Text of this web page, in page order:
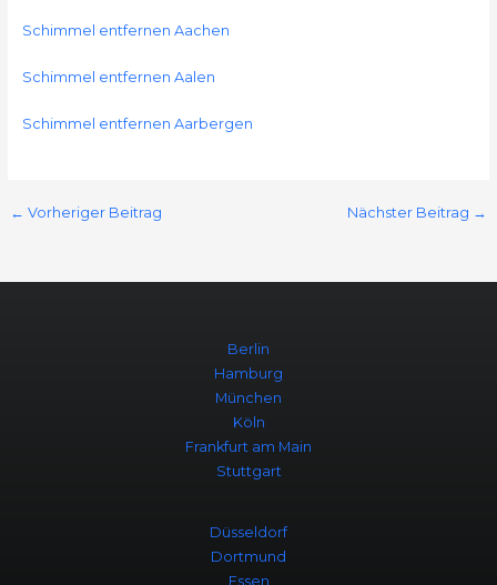
Schimmel entfernen Aachen
Schimmel entfernen Aalen
Schimmel entfernen Aarbergen
← Vorheriger Beitrag Nächster Beitrag →
Berlin
Hamburg
München
Köln
Frankfurt am Main
Stuttgart
Düsseldorf
Dortmund
Essen